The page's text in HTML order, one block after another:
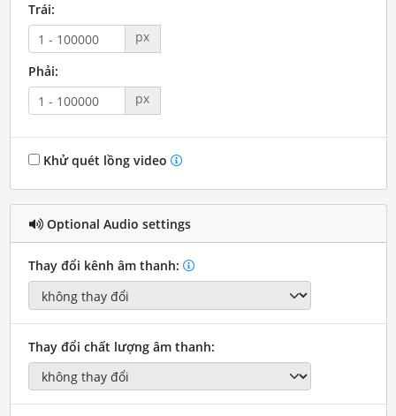
Trái:
px
Phải:
px
Khử quét lồng video
Optional Audio settings
Thay đổi kênh âm thanh:
Thay đổi chất lượng âm thanh: